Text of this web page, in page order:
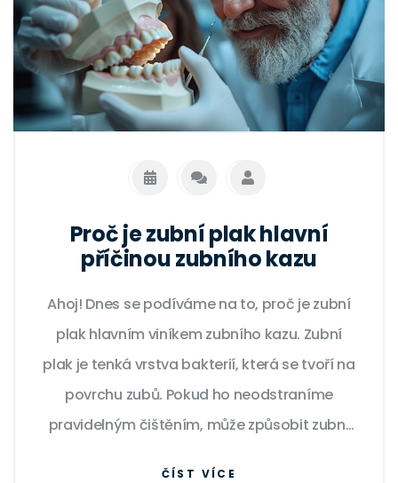
Proč je zubní plak hlavní
příčinou zubního kazu
Ahoj! Dnes se podíváme na to, proč je zubní
plak hlavním viníkem zubního kazu. Zubní
plak je tenká vrstva bakterií, která se tvoří na
povrchu zubů. Pokud ho neodstraníme
pravidelným čištěním, může způsobit zubní
ČÍST VÍCE